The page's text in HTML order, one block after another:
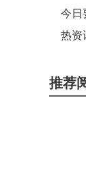
值
2%
期信
今日
热资
应用
推荐